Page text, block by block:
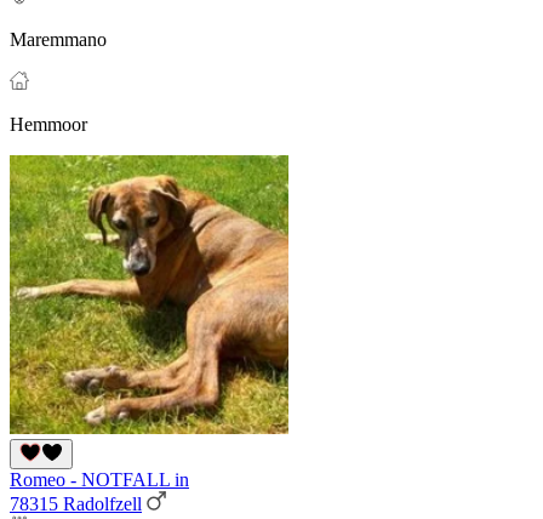
Maremmano
Hemmoor
Romeo - NOTFALL in
78315 Radolfzell